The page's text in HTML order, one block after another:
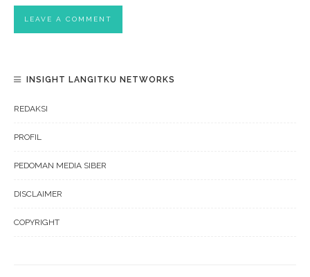
INSIGHT LANGITKU NETWORKS
REDAKSI
PROFIL
PEDOMAN MEDIA SIBER
DISCLAIMER
COPYRIGHT